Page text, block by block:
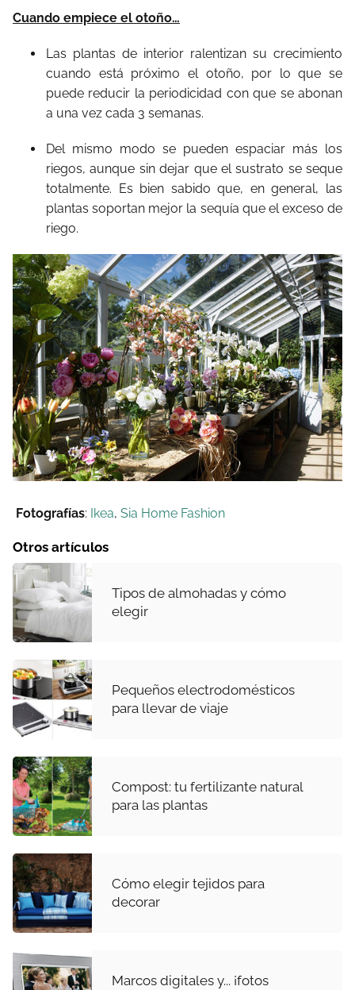
Cuando empiece el otoño…
Las plantas de interior ralentizan su crecimiento
cuando está próximo el otoño, por lo que se
puede reducir la periodicidad con que se abonan
a una vez cada 3 semanas.
Del mismo modo se pueden espaciar más los
riegos, aunque sin dejar que el sustrato se seque
totalmente. Es bien sabido que, en general, las
plantas soportan mejor la sequía que el exceso de
riego.
Fotografías: Ikea, Sia Home Fashion
Otros artículos
Tipos de almohadas y cómo
elegir
Pequeños electrodomésticos
para llevar de viaje
Compost: tu fertilizante natural
para las plantas
Cómo elegir tejidos para
decorar
Marcos digitales y... ¡fotos